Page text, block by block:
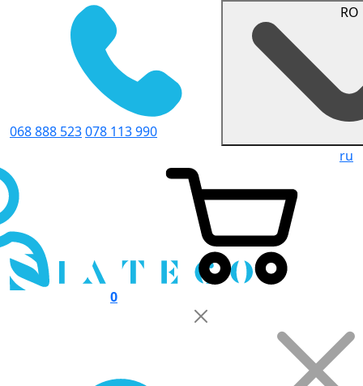
068 888 523078 113 990
ru
0